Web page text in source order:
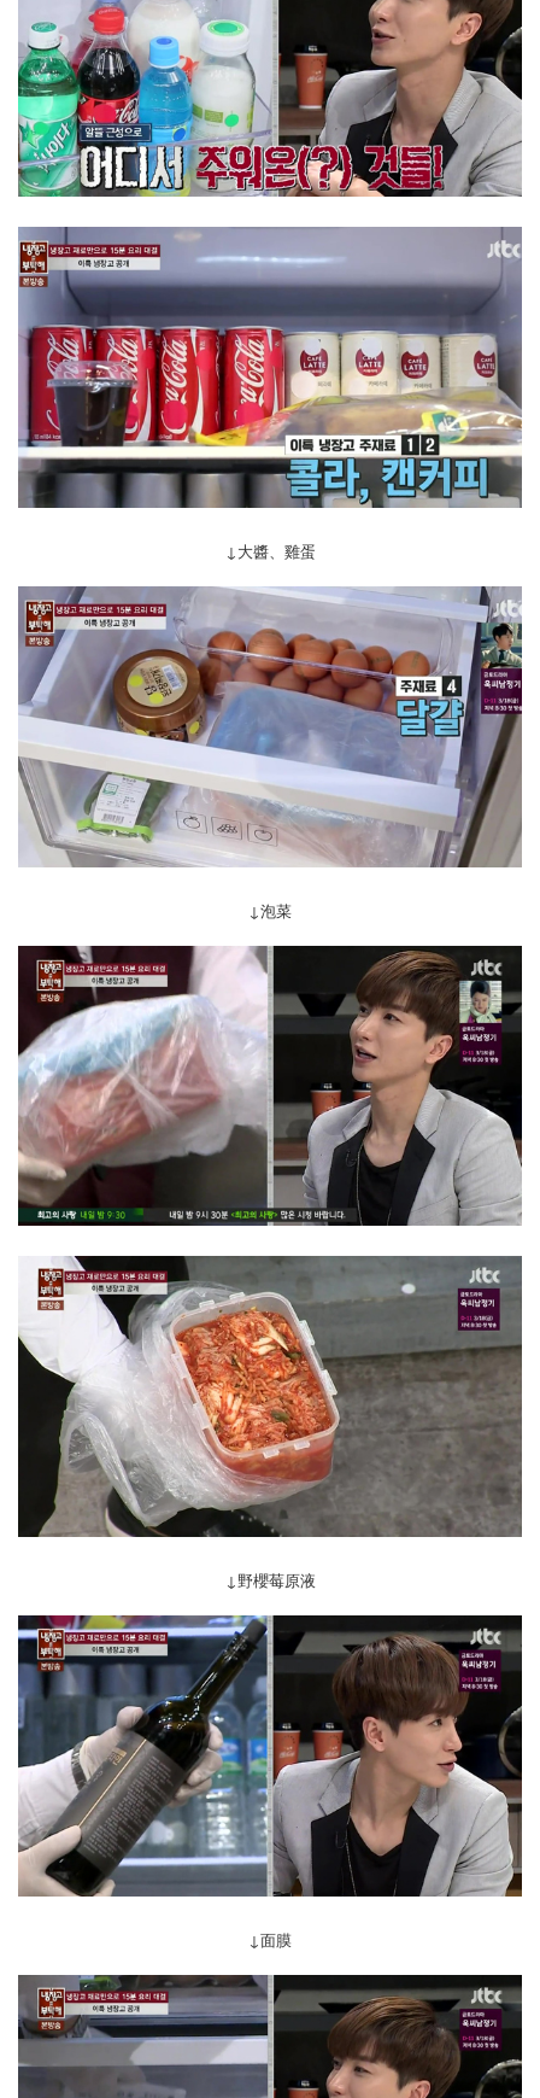
↓大醬、雞蛋
↓泡菜
↓野櫻莓原液
↓面膜